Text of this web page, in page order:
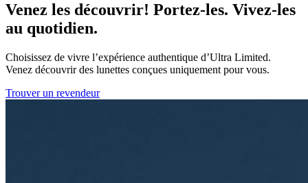
Venez les découvrir! Portez-les. Vivez-les
au quotidien.
Choisissez de vivre l’expérience authentique d’Ultra Limited.
Venez découvrir des lunettes conçues uniquement pour vous.
Trouver un revendeur